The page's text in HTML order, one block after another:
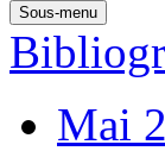
Sous-menu
Mai